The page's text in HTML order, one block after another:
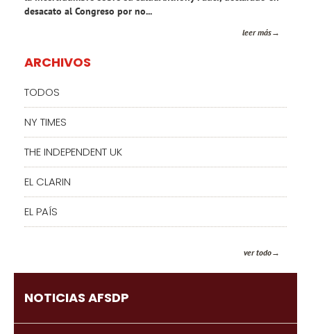
desacato al Congreso por no...
leer más
ARCHIVOS
TODOS
NY TIMES
THE INDEPENDENT UK
EL CLARIN
EL PAÍS
ver todo
NOTICIAS AFSDP